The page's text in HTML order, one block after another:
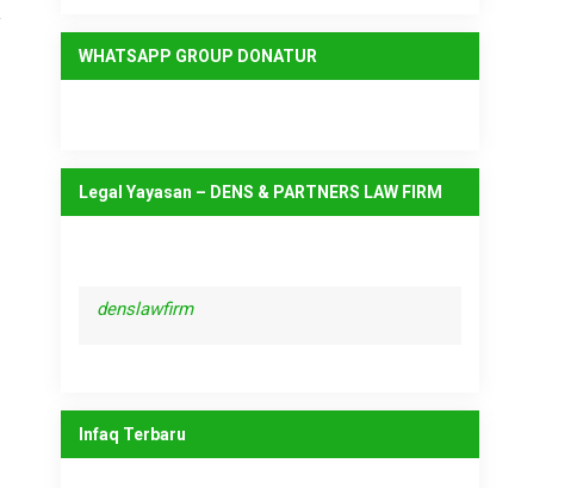
WHATSAPP GROUP DONATUR
Legal Yayasan – DENS & PARTNERS LAW FIRM
denslawfirm
Infaq Terbaru